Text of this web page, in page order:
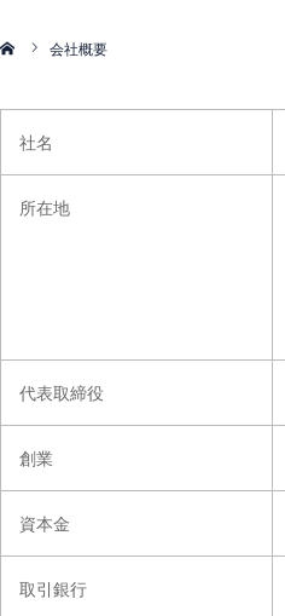
会社概要
社名
所在地
代表取締役
創業
資本金
取引銀行